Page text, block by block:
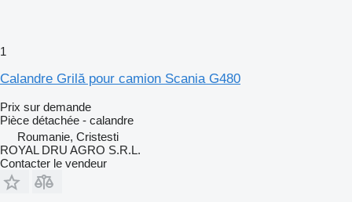
1
Calandre Grilă pour camion Scania G480
Prix sur demande
Pièce détachée - calandre
Roumanie, Cristesti
ROYAL DRU AGRO S.R.L.
Contacter le vendeur